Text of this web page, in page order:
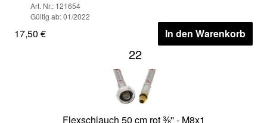
Art. Nr.: 121654
Gültig ab: 01/2022
17,50 € In den Warenkorb
22
Flexschlauch 50 cm rot ⅜'' - M8x1